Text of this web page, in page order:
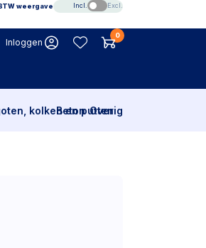
weergave Incl. Excl.
Inloggen
0
kolken en putten
Beton Overig